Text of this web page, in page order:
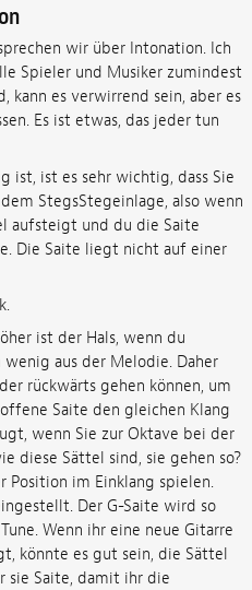
wir über Intonation. Ich
Spieler und Musiker zumindest
kann es verwirrend sein, aber es
Es ist etwas, das jeder tun
ist, ist es sehr wichtig, dass Sie
StegsStegeinlage, also wenn
aufsteigt und du die Saite
Die Saite liegt nicht auf einer
ist der Hals, wenn du
aus der Melodie. Daher
rückwärts gehen können, um
Saite den gleichen Klang
wenn Sie zur Oktave bei der
diese Sättel sind, sie gehen so?
Position im Einklang spielen.
Der G-Saite wird so
Wenn ihr eine neue Gitarre
könnte es gut sein, die Sättel
sie Saite, damit ihr die